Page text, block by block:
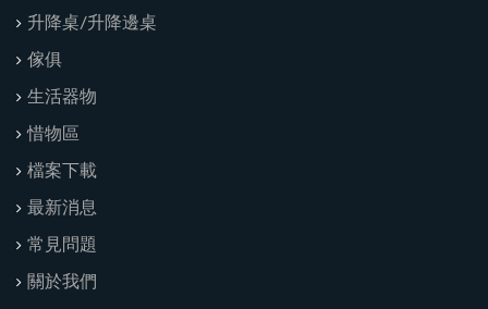
升降桌/升降邊桌
傢俱
生活器物
惜物區
檔案下載
最新消息
常見問題
關於我們